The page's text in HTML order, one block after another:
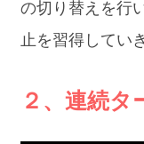
の切り替えを行
止を習得してい
２、連続